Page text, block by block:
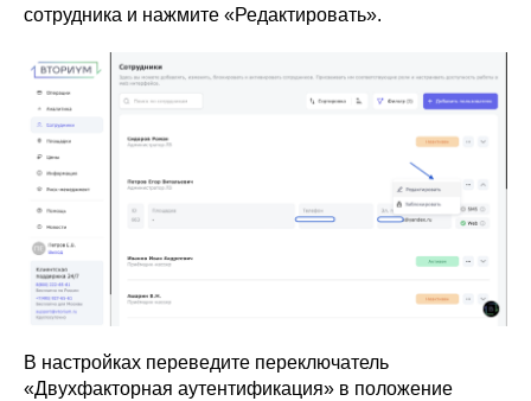
сотрудника и нажмите «Редактировать».
В настройках переведите переключатель
«Двухфакторная аутентификация» в положение